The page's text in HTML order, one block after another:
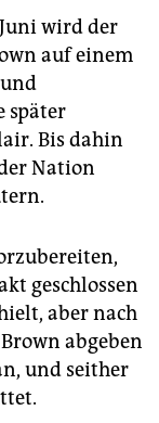
wird der
auf einem
später
Bis dahin
Nation
geschlossen
aber nach
abgeben
und seither